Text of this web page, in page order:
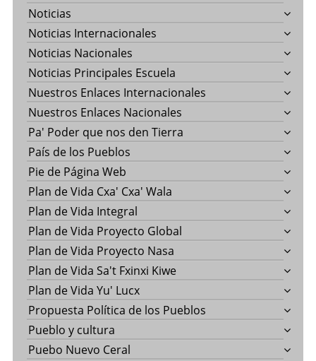
Noticias
Noticias Internacionales
Noticias Nacionales
Noticias Principales Escuela
Nuestros Enlaces Internacionales
Nuestros Enlaces Nacionales
Pa' Poder que nos den Tierra
País de los Pueblos
Pie de Página Web
Plan de Vida Cxa' Cxa' Wala
Plan de Vida Integral
Plan de Vida Proyecto Global
Plan de Vida Proyecto Nasa
Plan de Vida Sa't Fxinxi Kiwe
Plan de Vida Yu' Lucx
Propuesta Política de los Pueblos
Pueblo y cultura
Puebo Nuevo Ceral